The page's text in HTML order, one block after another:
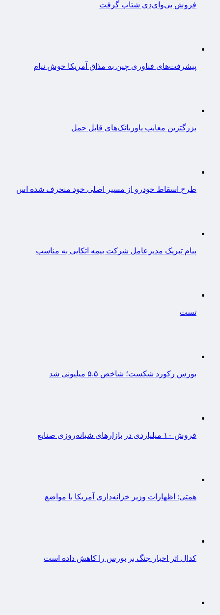
فروش بی‌وای‌دی شتاب گرفت
پیشرفت‌های فناوری چین به مذاق آمریکا خوش نیام
بزرگترین معایب پاوربانک‌های قابل حمل
طرح اسقاط خودرو از مسیر اصلی خود منحرف شده اس
پیام تبریک مدیرعامل شرکت بیمه اتکایی به مناسب
تست
بورس رکورد شکست؛ شاخص ۵.۵ میلیونی شد
فروش ۱۰ میلیاردی در بازارهای شبانه‌روزی صنایع
همتی: اظهارات وزیر خزانه‌داری آمریکا با مواضع
کدال اثر اخبار جنگ بر بورس را کاهش داده است